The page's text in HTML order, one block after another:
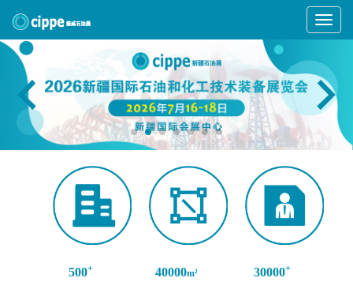
Toggle
500+ 40000m² 30000+